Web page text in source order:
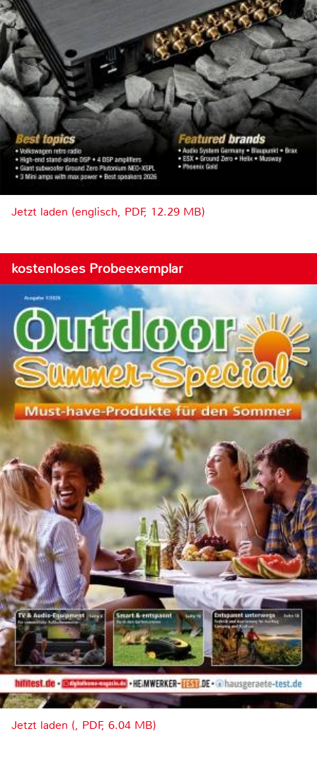
Jetzt laden (englisch, PDF, 12.29 MB)
kostenloses Probeexemplar
Jetzt laden (, PDF, 6.04 MB)